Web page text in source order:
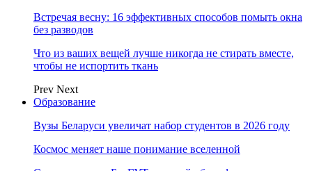
Встречая весну: 16 эффективных способов помыть окна
без разводов
Что из ваших вещей лучше никогда не стирать вместе,
чтобы не испортить ткань
Prev Next
Образование
Вузы Беларуси увеличат набор студентов в 2026 году
Космос меняет наше понимание вселенной